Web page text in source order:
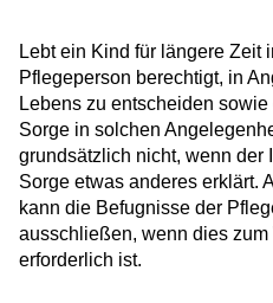
Lebt ein Kind für längere Zeit
Pflegeperson berechtigt, in
Lebens zu entscheiden
Sorge in solchen
grundsätzlich nicht, wenn der
Sorge etwas anderes erklärt.
kann die Befugnisse der
ausschließen, wenn dies
erforderlich ist.